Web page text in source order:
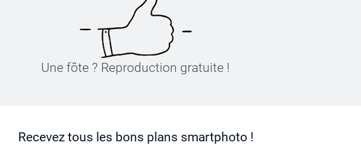
Une fôte ? Reproduction gratuite !
Recevez tous les bons plans smartphoto !